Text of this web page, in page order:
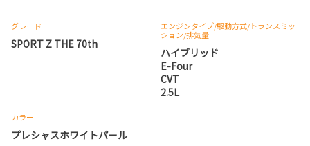
グレード
SPORT Z THE 70th
エンジンタイプ/駆動方式/トランスミッ
ション/排気量
ハイブリッド
E-Four
CVT
2.5L
カラー
プレシャスホワイトパール